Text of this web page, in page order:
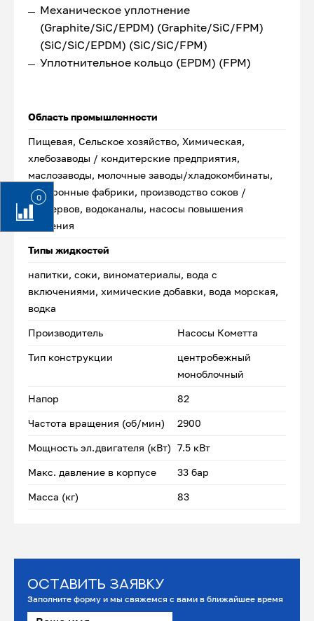
0
Механическое уплотнение
(Graphite/SiC/EPDM) (Graphite/SiC/FPM)
(SiC/SiC/EPDM) (SiC/SiC/FPM)
Уплотнительное кольцо (EPDM) (FPM)
Область промышленности
Пищевая, Сельское хозяйство, Химическая,
хлебозаводы / кондитерские предприятия,
маслозаводы, молочные заводы/хладокомбинаты,
макаронные фабрики, производство соков /
консервов, водоканалы, насосы повышения
давления
Типы жидкостей
напитки, соки, виноматериалы, вода с
включениями, химические добавки, вода морская,
водка
Производитель Насосы Кометта
Тип конструкции
центробежный
моноблочный
Напор 82
Частота вращения (об/мин) 2900
Мощность эл.двигателя (кВт) 7.5 кВт
Макс. давление в корпусе 33 бар
Масса (кг) 83
Оставить заявку
Заполните форму и мы свяжемся с вами в ближайшее время